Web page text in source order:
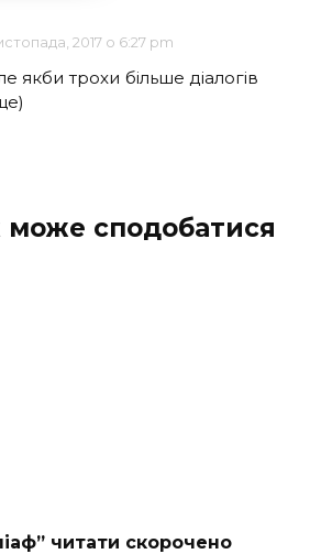
2017 о 6:27 pm
якби трохи більше діалогів
сподобатися
читати скорочено